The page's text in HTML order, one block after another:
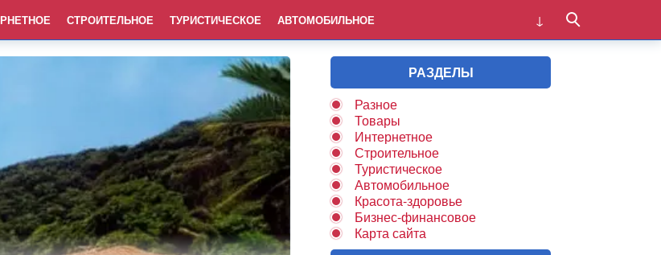
СТРОИТЕЛЬНОЕ ТУРИСТИЧЕСКОЕ АВТОМОБИЛЬНОЕ
РАЗДЕЛЫ
Разное
Товары
Интернетное
Строительное
Туристическое
Автомобильное
Красота-здоровье
Бизнес-финансовое
Карта сайта